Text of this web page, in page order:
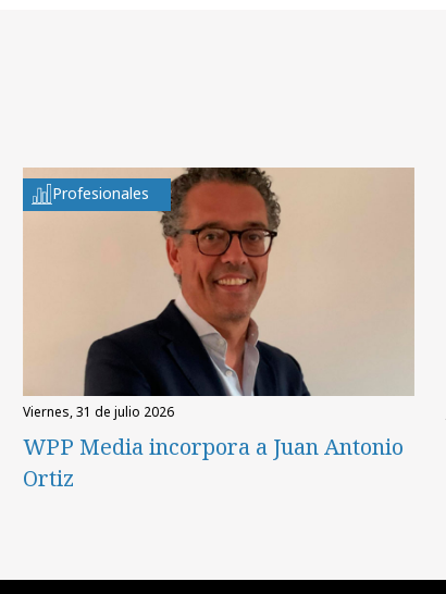
Profesionales
viernes, 31 de julio 2026
WPP Media incorpora a Juan Antonio
Ortiz